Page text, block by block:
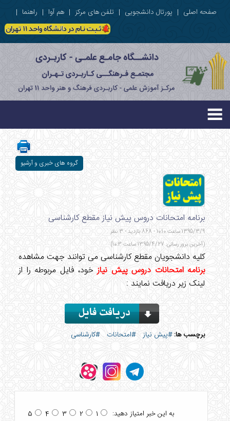
صفحه اصلی | پورتال دانشجویی | تلفن های مرکز | هم آوا | راهنما |
گروه های خبری و آرشیو
برنامه امتحانات دروس پیش نیاز مقطع کارشناسی
1395/3/9 ساعت 10:10 - 868 بازدید - 3 نظر
(آخرین بروز رسانی: 1395/4/27 ساعت 10:3)
کلیه دانشجویان مقطع کارشناسی می توانند جهت مشاهده
برنامه امتحانات دروس پیش نیازخود، فایل مربوطه را از
لینک زیر دریافت نمایند :
برچسب ها:#پیش نیاز #امتحانات #کارشناسی
به این خبر امتیاز دهید: 1
2
3
4
5